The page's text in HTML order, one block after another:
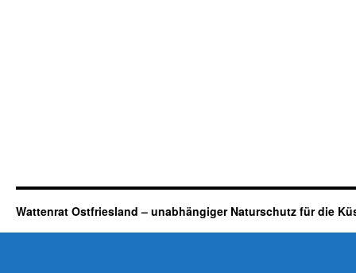
Wattenrat Ostfriesland – unabhängiger Naturschutz für die